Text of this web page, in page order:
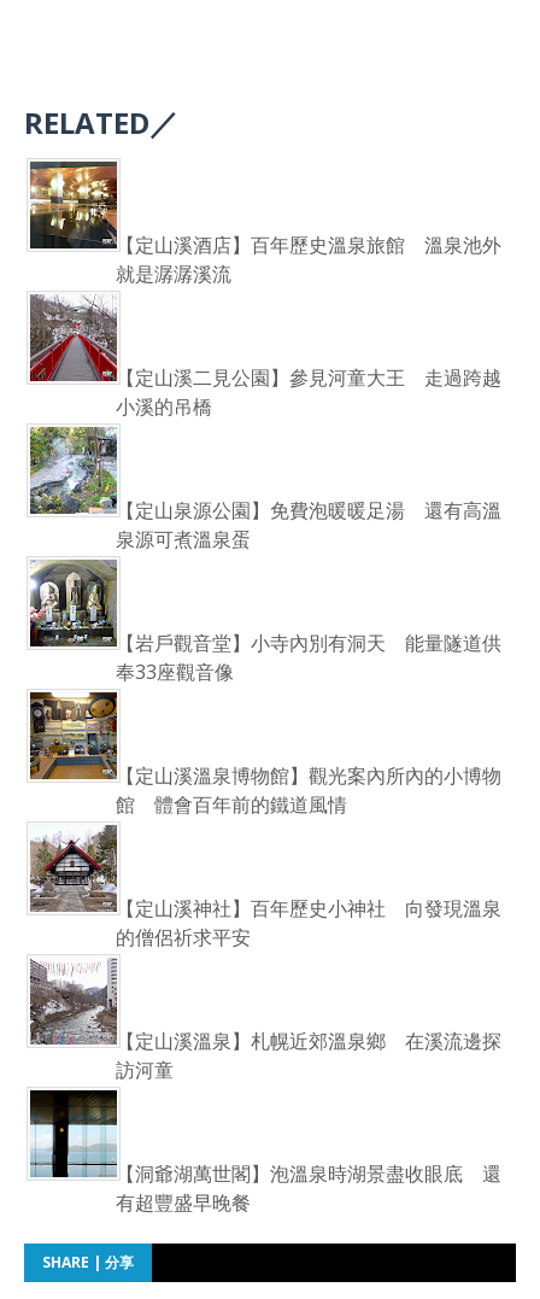
RELATED／
【定山溪酒店】百年歷史溫泉旅館 溫泉池外
就是潺潺溪流
【定山溪二見公園】參見河童大王 走過跨越
小溪的吊橋
【定山泉源公園】免費泡暖暖足湯 還有高溫
泉源可煮溫泉蛋
【岩戶觀音堂】小寺內別有洞天 能量隧道供
奉33座觀音像
【定山溪溫泉博物館】觀光案內所內的小博物
館 體會百年前的鐵道風情
【定山溪神社】百年歷史小神社 向發現溫泉
的僧侶祈求平安
【定山溪溫泉】札幌近郊溫泉鄉 在溪流邊探
訪河童
【洞爺湖萬世閣】泡溫泉時湖景盡收眼底 還
有超豐盛早晚餐
SHARE | 分享